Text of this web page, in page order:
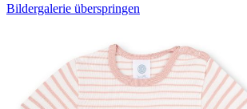
Bildergalerie überspringen